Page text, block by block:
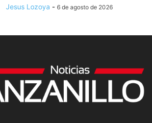
Jesus Lozoya - 6 de agosto de 2026